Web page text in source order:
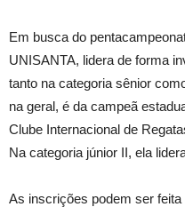
Em busca do
UNISANTA, lidera de forma
tanto na categoria sênior
na geral, é da campeã
Clube Internacional de
Na categoria júnior II, ela
As inscrições podem ser feita